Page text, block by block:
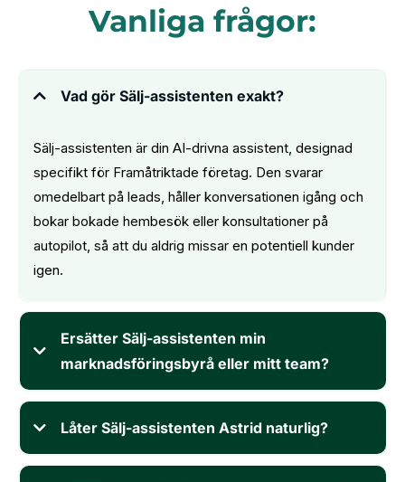
Vanliga frågor:
Vad gör Sälj-assistenten exakt?
Sälj-assistenten är din AI-drivna assistent, designad
specifikt för Framåtriktade företag. Den svarar
omedelbart på leads, håller konversationen igång och
bokar bokade hembesök eller konsultationer på
autopilot, så att du aldrig missar en potentiell kunder
igen.
Ersätter Sälj-assistenten min
marknadsföringsbyrå eller mitt team?
det
gör allt bättre.
Låter Sälj-assistenten Astrid naturlig?